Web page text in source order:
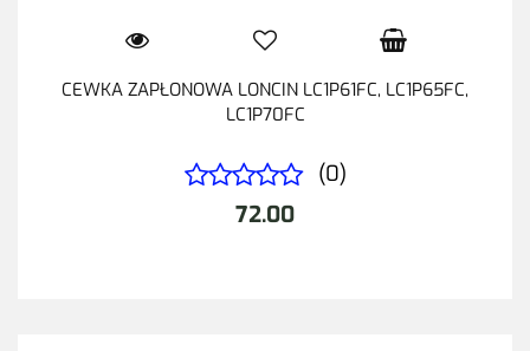
CEWKA ZAPŁONOWA LONCIN LC1P61FC, LC1P65FC,
LC1P70FC
(0)
72.00